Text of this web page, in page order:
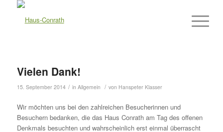
Vielen Dank!
15. September 2014 / in Allgemein / von Hanspeter Klasser
Wir möchten uns bei den zahlreichen Besucherinnen und
Besuchern bedanken, die das Haus Conrath am Tag des offenen
Denkmals besuchten und wahrscheinlich erst einmal überrascht